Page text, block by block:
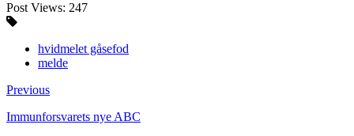
Post Views: 247
hvidmelet gåsefod
melde
Previous
Immunforsvarets nye ABC